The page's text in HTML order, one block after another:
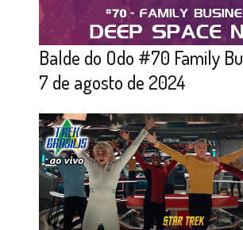
Balde do Odo #70 Family
7 de agosto de 2024